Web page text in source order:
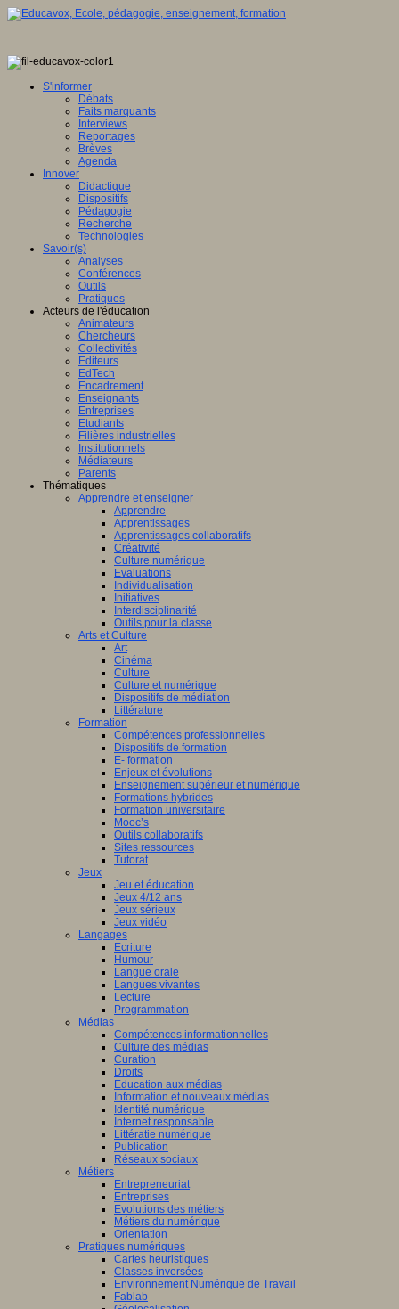
S'informer
Débats
Faits marquants
Interviews
Reportages
Brèves
Agenda
Innover
Didactique
Dispositifs
Pédagogie
Recherche
Technologies
Savoir(s)
Analyses
Conférences
Outils
Pratiques
Acteurs de l'éducation
Animateurs
Chercheurs
Collectivités
Editeurs
EdTech
Encadrement
Enseignants
Entreprises
Etudiants
Filières industrielles
Institutionnels
Médiateurs
Parents
Thématiques
Apprendre et enseigner
Apprendre
Apprentissages
Apprentissages collaboratifs
Créativité
Culture numérique
Evaluations
Individualisation
Initiatives
Interdisciplinarité
Outils pour la classe
Arts et Culture
Art
Cinéma
Culture
Culture et numérique
Dispositifs de médiation
Littérature
Formation
Compétences professionnelles
Dispositifs de formation
E- formation
Enjeux et évolutions
Enseignement supérieur et numérique
Formations hybrides
Formation universitaire
Mooc’s
Outils collaboratifs
Sites ressources
Tutorat
Jeux
Jeu et éducation
Jeux 4/12 ans
Jeux sérieux
Jeux vidéo
Langages
Ecriture
Humour
Langue orale
Langues vivantes
Lecture
Programmation
Médias
Compétences informationnelles
Culture des médias
Curation
Droits
Education aux médias
Information et nouveaux médias
Identité numérique
Internet responsable
Littératie numérique
Publication
Réseaux sociaux
Métiers
Entrepreneuriat
Entreprises
Evolutions des métiers
Métiers du numérique
Orientation
Pratiques numériques
Cartes heuristiques
Classes inversées
Environnement Numérique de Travail
Fablab